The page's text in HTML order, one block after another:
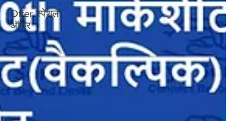
Offer स्पेशल
ऑफर